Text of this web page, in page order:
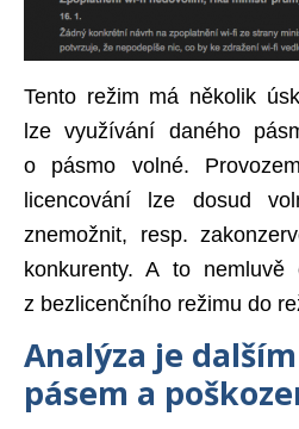
Tento režim má několik
lze využívání daného
o pásmo volné.
licencování lze dosud
znemožnit, resp.
konkurenty. A to
z bezlicenčního režimu do
Analýza je
pásem a